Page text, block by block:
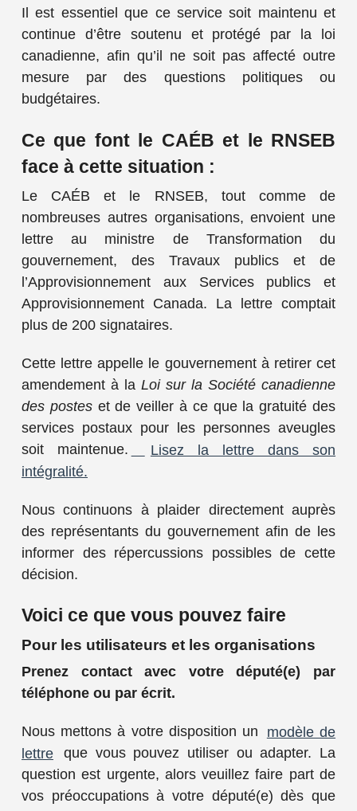
Il est essentiel que ce service soit maintenu et
continue d’être soutenu et protégé par la loi
canadienne, afin qu’il ne soit pas affecté outre
mesure par des questions politiques ou
budgétaires.
Ce que font le CAÉB et le RNSEB
face à cette situation :
Le CAÉB et le RNSEB, tout comme de
nombreuses autres organisations, envoient une
lettre au ministre de Transformation du
gouvernement, des Travaux publics et de
l’Approvisionnement aux Services publics et
Approvisionnement Canada. La lettre comptait
plus de 200 signataires.
Cette lettre appelle le gouvernement à retirer cet
amendement à la Loi sur la Société canadienne
des posteset de veiller à ce que la gratuité des
services postaux pour les personnes aveugles
soit maintenue.
Lisez la lettre dans son
intégralité.
Nous continuons à plaider directement auprès
des représentants du gouvernement afin de les
informer des répercussions possibles de cette
décision.
Voici ce que vous pouvez faire
Pour les utilisateurs et les organisations
Prenez contact avec votre député(e) par
téléphone ou par écrit.
Nous mettons à votre disposition un
modèle de
lettre
que vous pouvez utiliser ou adapter. La
question est urgente, alors veuillez faire part de
vos préoccupations à votre député(e) dès que